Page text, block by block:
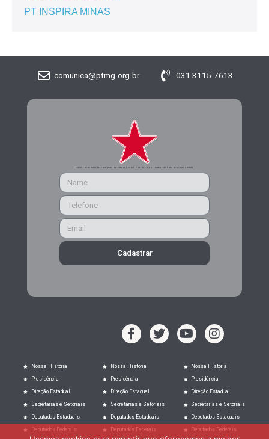
PT INSPIRA MINAS
comunica@ptmg.org.br 031 3115-7613
CADASTRE-SE PARA RECEBER MAIS INFORMAÇÕES DO PARTIDO DOS TRABALHADORES DE MINAS GERAIS
Cadastrar
Nossa História
Presidência
Direção Estadual
Secretarias e Setoriais
Deputados Estaduais
Deputados Federais
Nossa História
Presidência
Direção Estadual
Secretarias e Setoriais
Deputados Estaduais
Deputados Federais
Nossa História
Presidência
Direção Estadual
Secretarias e Setoriais
Deputados Estaduais
Deputados Federais